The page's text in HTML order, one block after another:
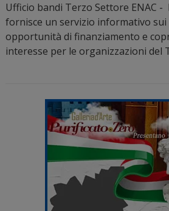
Ufficio bandi Terzo Settore ENAC -
fornisce un servizio informativo sui
opportunità di finanziamento e
interesse per le organizzazioni del